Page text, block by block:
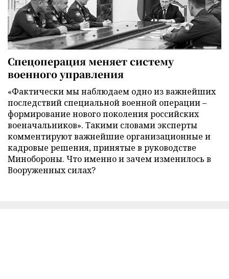
Спецоперация меняет систему
военного управления
«Фактически мы наблюдаем одно из важнейших
последствий специальной военной операции –
формирование нового поколения российских
военачальников». Такими словами эксперты
комментируют важнейшие организационные и
кадровые решения, принятые в руководстве
Минобороны. Что именно и зачем изменилось в
Вооруженных силах?